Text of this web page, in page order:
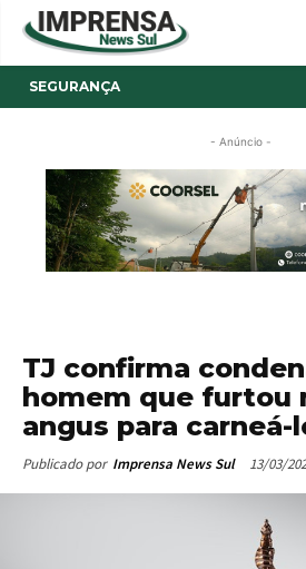
SEGURANÇA
- Anúncio -
TJ confirma
homem que furtou
angus para carneá-
Publicado por Imprensa News Sul 13/03/